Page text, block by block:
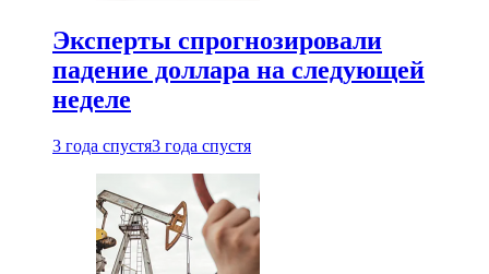
Эксперты спрогнозировали
падение доллара на следующей
неделе
3 года спустя3 года спустя